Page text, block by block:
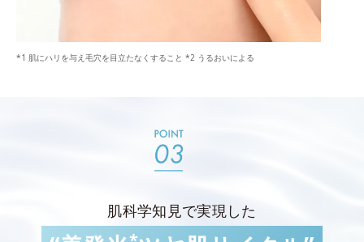
*1 肌にハリを与え毛穴を目立たなくすること *2 うるおいによる
肌科学知見で実現した